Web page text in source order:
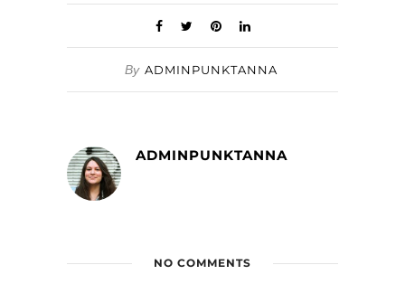
By ADMINPUNKTANNA
ADMINPUNKTANNA
NO COMMENTS